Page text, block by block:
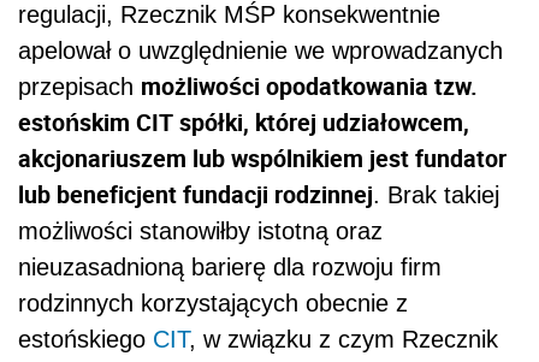
regulacji, Rzecznik MŚP konsekwentnie
apelował o uwzględnienie we wprowadzanych
przepisach możliwości opodatkowania tzw.
estońskim CIT spółki, której udziałowcem,
akcjonariuszem lub wspólnikiem jest fundator
lub beneficjent fundacji rodzinnej. Brak takiej
możliwości stanowiłby istotną oraz
nieuzasadnioną barierę dla rozwoju firm
rodzinnych korzystających obecnie z
estońskiego CIT, w związku z czym Rzecznik